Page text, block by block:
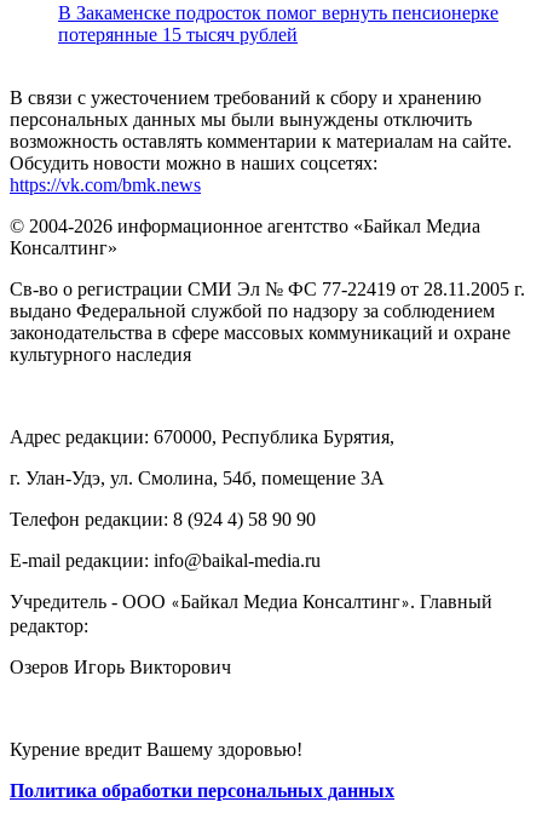
В Закаменске подросток помог вернуть пенсионерке
потерянные 15 тысяч рублей
В связи с ужесточением требований к сбору и хранению
персональных данных мы были вынуждены отключить
возможность оставлять комментарии к материалам на сайте.
Обсудить новости можно в наших соцсетях:
https://vk.com/bmk.news
© 2004-2026 информационное агентство «Байкал Медиа
Консалтинг»
Св-во о регистрации СМИ Эл № ФС 77-22419 от 28.11.2005 г.
выдано Федеральной службой по надзору за соблюдением
законодательства в сфере массовых коммуникаций и охране
культурного наследия
Адрес редакции: 670000, Республика Бурятия,
г. Улан-Удэ, ул. Смолина, 54б, помещение 3А
Телефон редакции: ‎‎8 (924 4) 58 90 90
E-mail редакции: info@baikal-media.ru
Учредитель - ООО «Байкал Медиа Консалтинг». Главный
редактор:
Озеров Игорь Викторович
Курение вредит Вашему здоровью!
Политика обработки персональных данных